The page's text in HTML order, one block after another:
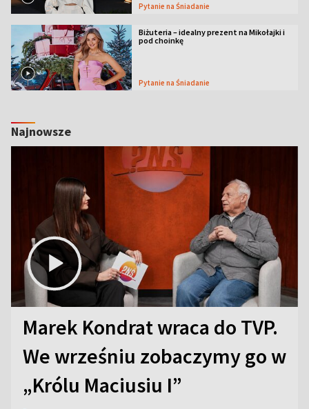
Pytanie na Śniadanie
Biżuteria – idealny prezent na Mikołajki i
pod choinkę
Pytanie na Śniadanie
Najnowsze
Marek Kondrat wraca do TVP.
We wrześniu zobaczymy go w
„Królu Maciusiu I”